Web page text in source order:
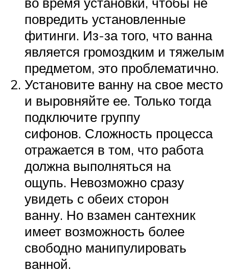
повредить установленные
фитинги. Из-за того, что ванна
является громоздким и тяжелым
предметом, это проблематично.
Установите ванну на свое место
и выровняйте ее. Только тогда
подключите группу
сифонов. Сложность процесса
отражается в том, что работа
должна выполняться на
ощупь. Невозможно сразу
увидеть с обеих сторон
ванну. Но взамен сантехник
имеет возможность более
свободно манипулировать
ванной.